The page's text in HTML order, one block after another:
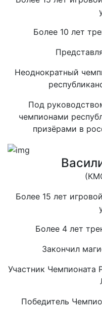
Более 10 лет
Неоднократный
Под
чемпионами
призёрами в
Более 15 лет
Более 4 лет
Закончил
Участник Чемпионата
Победитель